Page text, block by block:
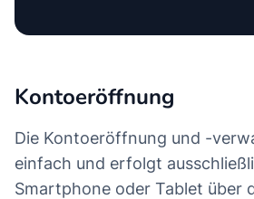
Kontoeröffnung
Die Kontoeröffnung und -
einfach und erfolgt
Smartphone oder Tablet über